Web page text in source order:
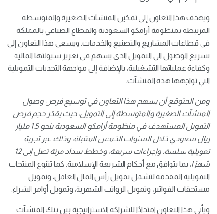
ويهدف هذا التعاون إلى تمكين المنشآت الصغيرة والمتوسطة
المرتبطة بمنظومة أرامكو السعودية والقطاع الصناعي بالمملكة
في قطاعات المشاريع والتصنيع والخدمات. ويسعى هذا التعاون إلى
تسريع الوصول الى التمويل الذي يسهم في تعزيز سيولتها المالية
وكفاءة عملياتها التشغيلية، بالإضافة إلى مواجهة التحديات التمويلية
التي تواجهها هذه المنشآت.
ومن المتوقع أن يسهم هذا التعاون في توسيع فرص وصول
المنشآت الصغيرة والمتوسطة إلى التمويل، حيث يقدّر حجم فرص
التمويل المستهدف في منظومة أرامكو السعودية بنحو 1.5 مليار
ريال سعودي خلال السنوات الخمس المقبلة، وذلك عبر تجربة
تمويلية سلسة، وإجراءات سريعة، وخطط سداد مرنة تصل إلى 12
شهرًا، بما يتوافق مع أحكام الشريعة الإسلامية. كما تتنوع المنتجات
التمويلية المقدمة لتشمل تمويل رأس المال العامل، وتمويل
مستحقات الفواتير، وتمويل الرواتب الشهرية، وتمويل أوامر الشراء.
ويأتي هذا التعاون امتدادًا للشراكة الاستراتيجية بين بنك المنشآت